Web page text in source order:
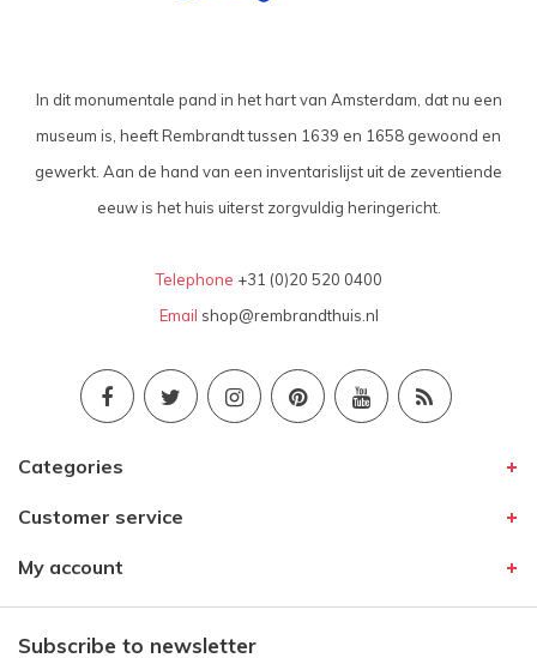
In dit monumentale pand in het hart van Amsterdam, dat nu een
museum is, heeft Rembrandt tussen 1639 en 1658 gewoond en
gewerkt. Aan de hand van een inventarislijst uit de zeventiende
eeuw is het huis uiterst zorgvuldig heringericht.
Telephone +31 (0)20 520 0400
Email shop@rembrandthuis.nl
Categories
Customer service
My account
Subscribe to newsletter